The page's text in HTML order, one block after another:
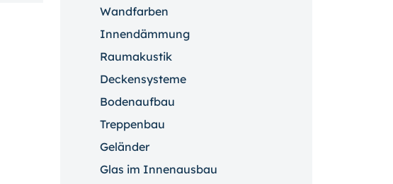
Wandfarben
Innendämmung
Raumakustik
Deckensysteme
Bodenaufbau
Treppenbau
Geländer
Glas im Innenausbau